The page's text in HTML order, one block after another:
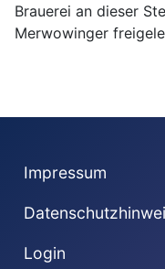
Brauerei an dieser
Merwowinger
Impressum
Login